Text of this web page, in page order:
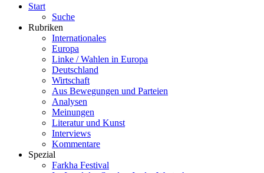
Start
Suche
Rubriken
Internationales
Europa
Linke / Wahlen in Europa
Deutschland
Wirtschaft
Aus Bewegungen und Parteien
Analysen
Meinungen
Literatur und Kunst
Interviews
Kommentare
Spezial
Farkha Festival